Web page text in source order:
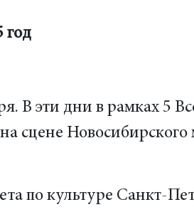
год
В эти дни в рамках 5
сцене Новосибирского
по культуре Санкт-